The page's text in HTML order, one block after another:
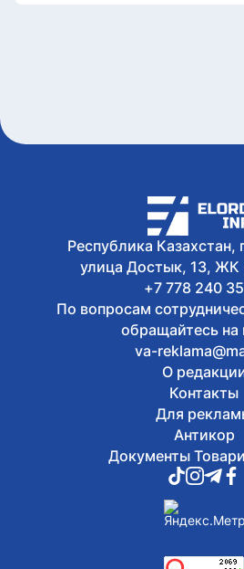
В Уральске
Гапича
Республика Казахстан,
улица Достык, 13, ЖК
+7 778 240
По вопросам
обращайтесь на
va-
О
Контакты
Для
Антикор
Документы